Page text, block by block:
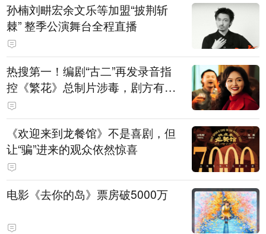
孙楠刘畊宏余文乐等加盟“披荆斩
棘” 整季公演舞台全程直播
热搜第一！编剧“古二”再发录音指
控《繁花》总制片涉毒，剧方有税
务问题，录音中王家卫称“一点够
了，要不然又要出事”
《欢迎来到龙餐馆》不是喜剧，但
让“骗”进来的观众依然惊喜
电影《去你的岛》票房破5000万